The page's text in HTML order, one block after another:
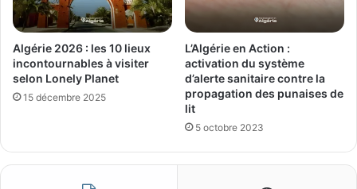
Algérie 2026 : les 10 lieux
incontournables à visiter
selon Lonely Planet
15 décembre 2025
L’Algérie en Action :
activation du système
d’alerte sanitaire contre la
propagation des punaises de
lit
5 octobre 2023